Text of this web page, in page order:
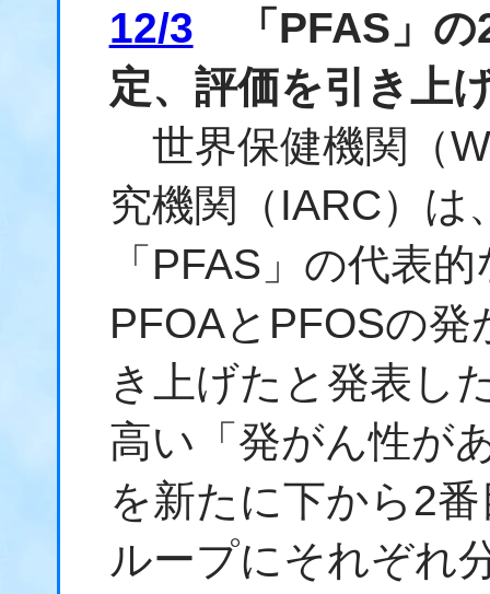
12/3 「PFAS」
定、評価を引き上
世界保健機関（
究機関（IARC）は
「PFAS」の代表
PFOAとPFOSの
き上げたと発表し
高い「発がん性が
を新たに下から2
ループにそれぞれ